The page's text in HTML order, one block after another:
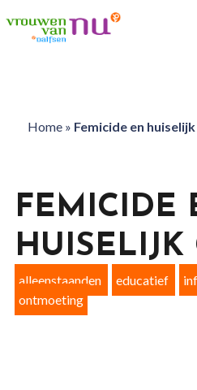
Home» Femicide en
FEMICIDE
HUISELIJK
alleenstaanden educatief
ontmoeting